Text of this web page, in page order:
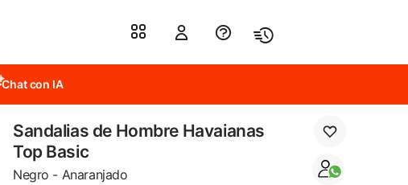
Chat con IA
Sandalias de Hombre Havaianas
Top Basic
Negro - Anaranjado